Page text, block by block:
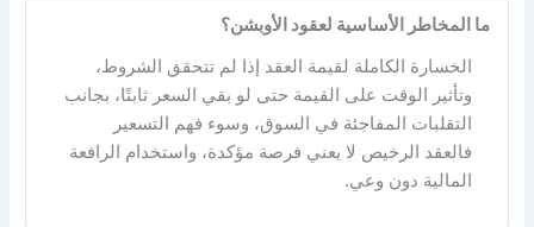
ما المخاطر الأساسية لعقود الأوبشن؟
الخسارة الكاملة لقيمة العقد إذا لم تتحقق الشروط،
وتأثير الوقت على القيمة حتى لو بقي السعر ثابتًا، بجانب
التقلبات المفاجئة في السوق، وسوء فهم التسعير
فالعقد الرخيص لا يعني فرصة مؤكدة، واستخدام الرافعة
المالية دون وعي.